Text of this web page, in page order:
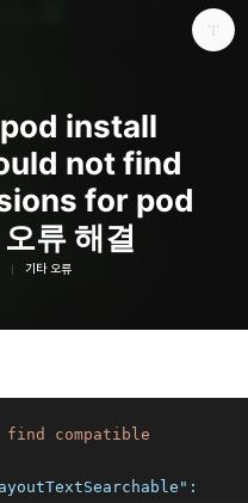
install
not find
for pod
류 해결
기타 오류
find
compatible
도 개인블로그